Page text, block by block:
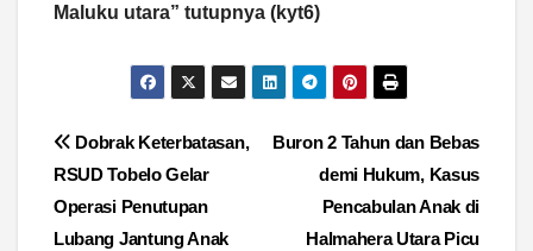
Maluku utara” tutupnya (kyt6)
Navigasi
pos
Buron 2 Tahun dan Bebas
demi Hukum, Kasus
Pencabulan Anak di
Halmahera Utara Picu
Dobrak Keterbatasan,
RSUD Tobelo Gelar
Operasi Penutupan
Lubang Jantung Anak